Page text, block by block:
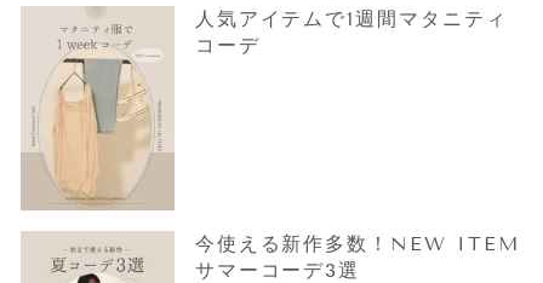
人気アイテムで1週間マタニティ
コーデ
今使える新作多数！NEW ITEM
サマーコーデ3選